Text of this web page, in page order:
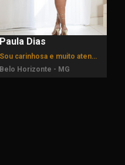
Paula Dias
Sou carinhosa e muito atenciosa.
Belo Horizonte - MG